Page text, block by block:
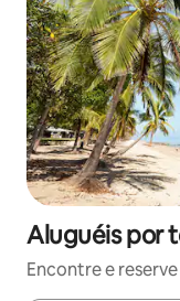
Aluguéis por
Encontre e